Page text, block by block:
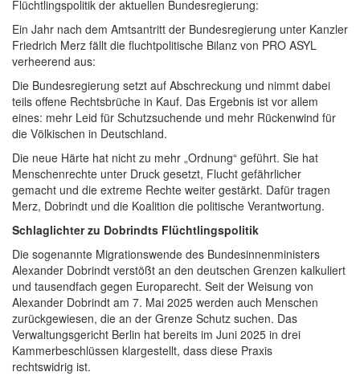
Flüchtlingspolitik der aktuellen Bundesregierung:
Ein Jahr nach dem Amtsantritt der Bundesregierung unter Kanzler
Friedrich Merz fällt die fluchtpolitische Bilanz von PRO ASYL
verheerend aus:
Die Bundesregierung setzt auf Abschreckung und nimmt dabei
teils offene Rechtsbrüche in Kauf. Das Ergebnis ist vor allem
eines: mehr Leid für Schutzsuchende und mehr Rückenwind für
die Völkischen in Deutschland.
Die neue Härte hat nicht zu mehr „Ordnung“ geführt. Sie hat
Menschenrechte unter Druck gesetzt, Flucht gefährlicher
gemacht und die extreme Rechte weiter gestärkt. Dafür tragen
Merz, Dobrindt und die Koalition die politische Verantwortung.
Schlaglichter zu Dobrindts Flüchtlingspolitik
Die sogenannte Migrationswende des Bundesinnenministers
Alexander Dobrindt verstößt an den deutschen Grenzen kalkuliert
und tausendfach gegen Europarecht. Seit der Weisung von
Alexander Dobrindt am 7. Mai 2025 werden auch Menschen
zurückgewiesen, die an der Grenze Schutz suchen. Das
Verwaltungsgericht Berlin hat bereits im Juni 2025 in drei
Kammerbeschlüssen klargestellt, dass diese Praxis
rechtswidrig ist.